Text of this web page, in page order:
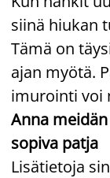
siinä hiukan
Tämä on
ajan myötä.
imurointi voi
Anna
sopiva patja
Lisätietoja